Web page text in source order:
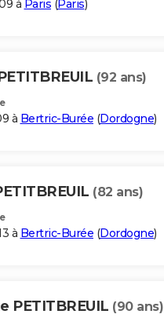
à Paris (Paris)
(92 ans)
à Bertric-Burée (Dordogne)
(82 ans)
à Bertric-Burée (Dordogne)
PETITBREUIL (90 ans)